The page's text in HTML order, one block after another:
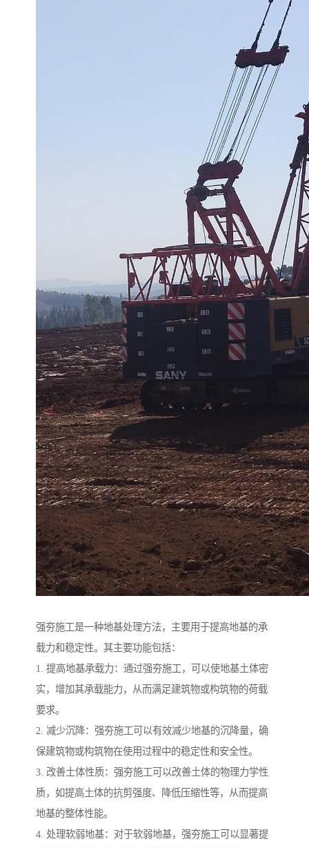
强夯施工是一种地基处理方法，主要用于提高地基的承
载力和稳定性。其主要功能包括：
1. 提高地基承载力：通过强夯施工，可以使地基土体密
实，增加其承载能力，从而满足建筑物或构筑物的荷载
要求。
2. 减少沉降：强夯施工可以有效减少地基的沉降量，确
保建筑物或构筑物在使用过程中的稳定性和安全性。
3. 改善土体性质：强夯施工可以改善土体的物理力学性
质，如提高土体的抗剪强度、降低压缩性等，从而提高
地基的整体性能。
4. 处理软弱地基：对于软弱地基，强夯施工可以显著提